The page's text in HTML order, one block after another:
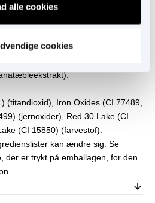
alle cookies
cookies
Pinus Strobus (Pine Bark)
(titandioxid), Iron Oxides (CI 77489,
(jernoxider), Red 30 Lake (CI
(CI 15850) (farvestof).
kan ændre sig. Se
der er trykt på emballagen, for den